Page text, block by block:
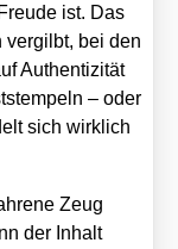
ist. Das
ver­gilbt, bei den
Authen­ti­zi­tät
– oder
sich wirk­lich
Zeug
der Inhalt